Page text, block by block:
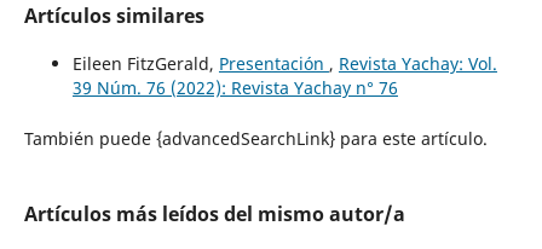
Artículos similares
Eileen FitzGerald, Presentación , Revista Yachay: Vol.
39 Núm. 76 (2022): Revista Yachay n° 76
También puede {advancedSearchLink} para este artículo.
Artículos más leídos del mismo autor/a